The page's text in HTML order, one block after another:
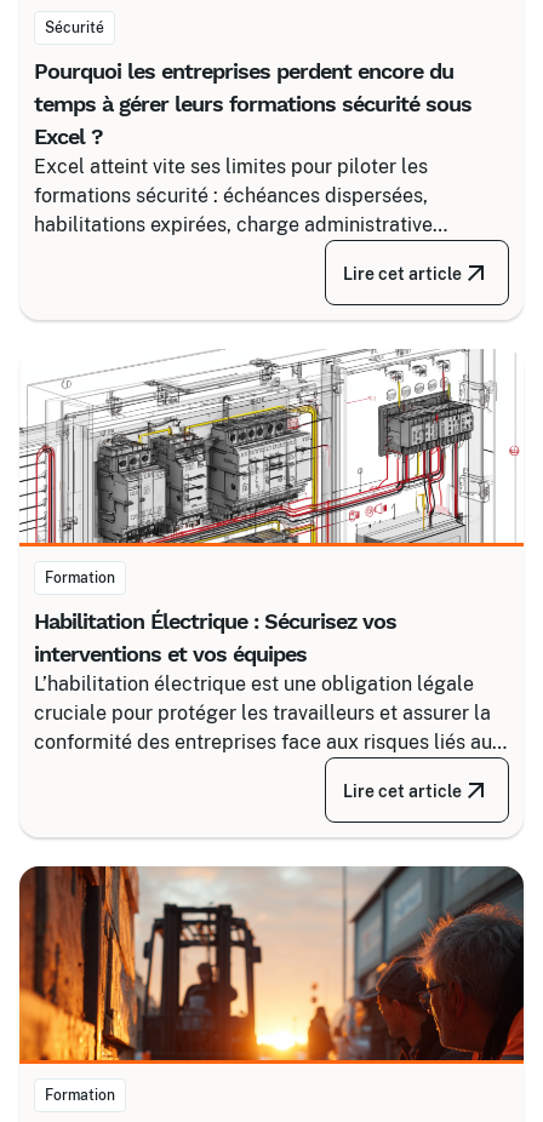
Sécurité
Pourquoi les entreprises perdent encore du
temps à gérer leurs formations sécurité sous
Excel ?
Excel atteint vite ses limites pour piloter les
formations sécurité : échéances dispersées,
habilitations expirées, charge administrative
croissante. Découvrez comment structurer un suivi
fiable en associant un partenaire spécialisé comme
Certalis et un logiciel de gestion de formation (TMS).
Lire cet article
Formation
Habilitation Électrique : Sécurisez vos
interventions et vos équipes
L’habilitation électrique est une obligation légale
cruciale pour protéger les travailleurs et assurer la
conformité des entreprises face aux risques liés au
courant. Certalis vous accompagne avec des
formations sur-mesure, initiales ou de recyclage,
pour maîtriser tous les niveaux de sécurité, du
tension.
Lire cet article
Formation